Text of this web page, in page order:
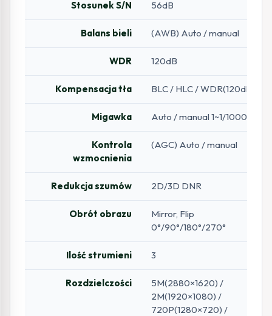
Stosunek S/N 56dB
Balans bieli (AWB) Auto / manual
WDR 120dB
Kompensacja tła BLC / HLC / WDR(120dB)
Migawka Auto / manual 1~1/100000s
Kontrola
wzmocnienia
(AGC) Auto / manual
Redukcja szumów 2D/3D DNR
Obrót obrazu
Mirror, Flip
0°/90°/180°/270°
Ilość strumieni 3
Rozdzielczości
5M(2880×1620) /
2M(1920×1080) /
720P(1280×720) /